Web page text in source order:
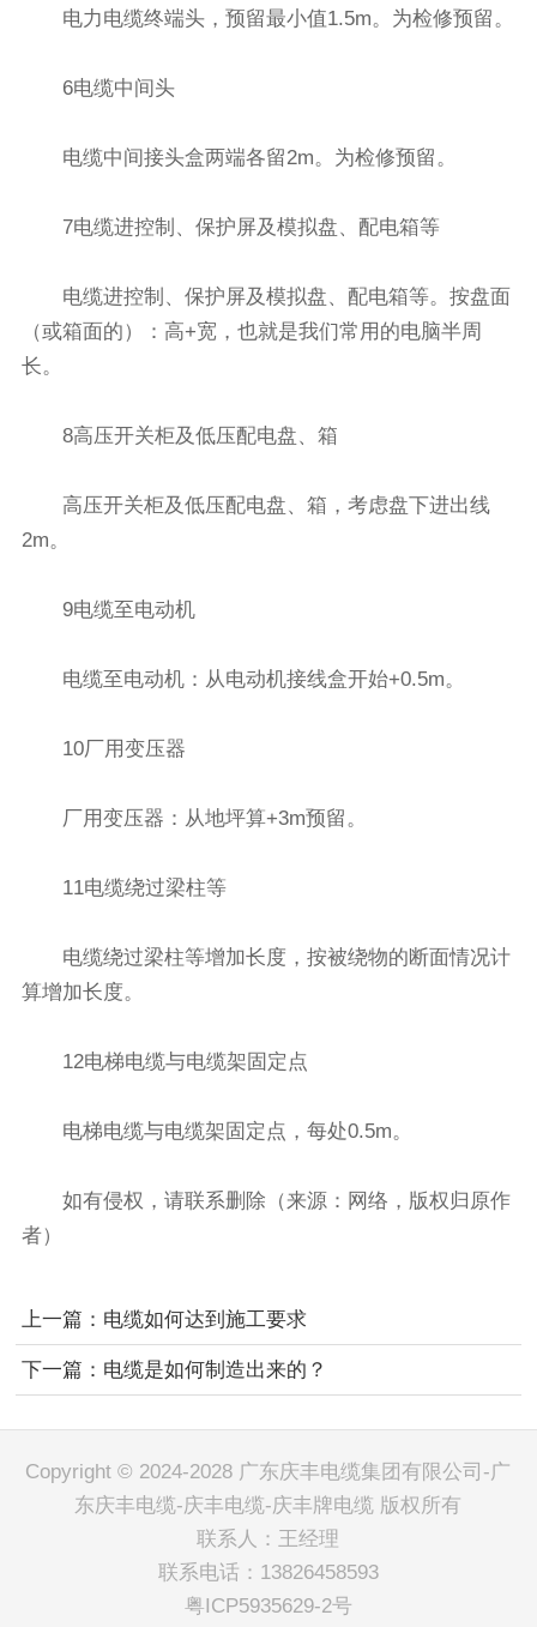
电力电缆终端头，预留最小值1.5m。为检修预留。
6电缆中间头
电缆中间接头盒两端各留2m。为检修预留。
7电缆进控制、保护屏及模拟盘、配电箱等
电缆进控制、保护屏及模拟盘、配电箱等。按盘面
（或箱面的）：高+宽，也就是我们常用的电脑半周
长。
8高压开关柜及低压配电盘、箱
高压开关柜及低压配电盘、箱，考虑盘下进出线
2m。
9电缆至电动机
电缆至电动机：从电动机接线盒开始+0.5m。
10厂用变压器
厂用变压器：从地坪算+3m预留。
11电缆绕过梁柱等
电缆绕过梁柱等增加长度，按被绕物的断面情况计
算增加长度。
12电梯电缆与电缆架固定点
电梯电缆与电缆架固定点，每处0.5m。
如有侵权，请联系删除（来源：网络，版权归原作
者）
上一篇： 电缆如何达到施工要求
下一篇： 电缆是如何制造出来的？
Copyright © 2024-2028 广东庆丰电缆集团有限公司-广
东庆丰电缆-庆丰电缆-庆丰牌电缆 版权所有
联系人：王经理
联系电话：13826458593
粤ICP5935629-2号